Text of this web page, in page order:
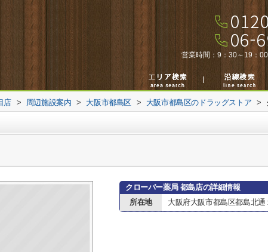
営業時間： 9：30～19：00
店 > 周辺施設案内 > 大阪市都島区 > 大阪市都島区のドラッグストア >
クローバー薬局 都島店の詳細情報
所在地
大阪府大阪市都島区都島北通